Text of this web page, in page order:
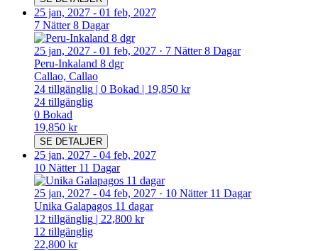
25 jan, 2027 - 01 feb, 2027
7 Nätter 8 Dagar
25 jan, 2027 - 01 feb, 2027 · 7 Nätter 8 Dagar
Peru-Inkaland 8 dgr
Callao, Callao
24 tillgänglig | 0 Bokad | 19,850 kr
24 tillgänglig
0 Bokad
19,850 kr
SE DETALJER
25 jan, 2027 - 04 feb, 2027
10 Nätter 11 Dagar
25 jan, 2027 - 04 feb, 2027 · 10 Nätter 11 Dagar
Unika Galapagos 11 dagar
12 tillgänglig | 22,800 kr
12 tillgänglig
22,800 kr